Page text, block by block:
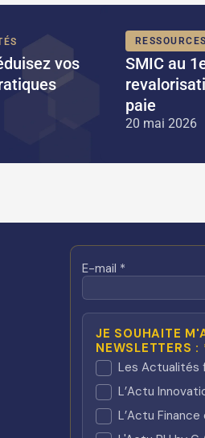
vos
SMIC au
paie
20 mai 2026